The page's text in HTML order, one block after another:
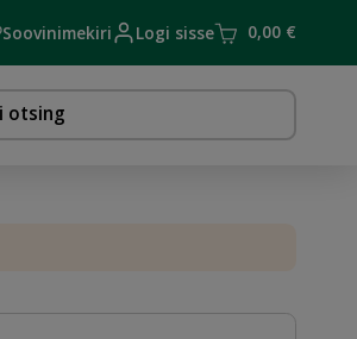
Soovinimekiri Logi sisse 0,00 €